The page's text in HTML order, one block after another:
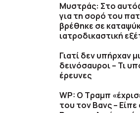
Μυστράς: Στο
για τη σορό του
βρέθηκε σε
ιατροδικαστική
Γιατί δεν υπήρχαν
δεινόσαυροι – Τι
έρευνες
WP: Ο Τραμπ
του τον Βανς –